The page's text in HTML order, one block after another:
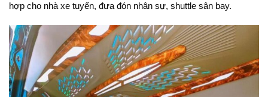
hợp cho nhà xe tuyến, đưa đón nhân sự, shuttle sân bay.